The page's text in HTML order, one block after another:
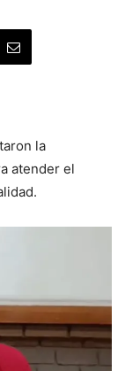
la
atender el